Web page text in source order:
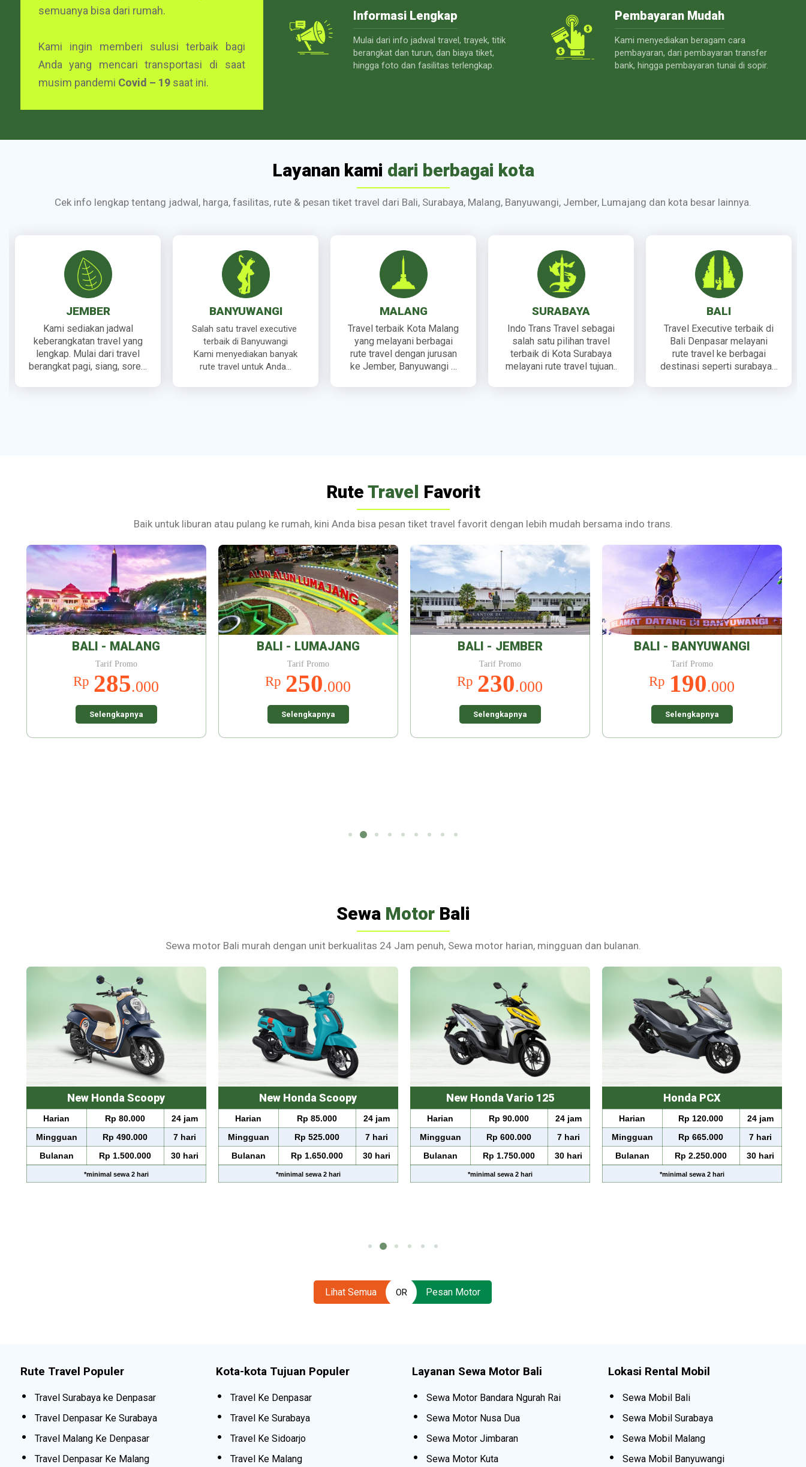
semuanya bisa dari rumah.
Kami ingin memberi sulusi terbaik bagi
Anda yang mencari transportasi di saat
musim pandemi Covid – 19saat ini.
Informasi Lengkap
Mulai dari info jadwal travel, trayek, titik
berangkat dan turun, dan biaya tiket,
hingga foto dan fasilitas terlengkap.
Pembayaran Mudah
Kami menyediakan beragam cara
pembayaran, dari pembayaran transfer
bank, hingga pembayaran tunai di sopir.
Layanan kami dari berbagai kota
Cek info lengkap tentang jadwal, harga, fasilitas, rute & pesan tiket travel dari Bali, Surabaya, Malang, Banyuwangi, Jember, Lumajang dan kota besar lainnya.
JEMBER
Kami sediakan jadwal
keberangkatan travel yang
lengkap. Mulai dari travel
berangkat pagi, siang, sore…
BANYUWANGI
Salah satu travel executive
terbaik di Banyuwangi
Kami menyediakan banyak
rute travel untuk Anda…
MALANG
Travel terbaik Kota Malang
yang melayani berbagai
rute travel dengan jurusan
ke Jember, Banyuwangi …
SURABAYA
Indo Trans Travel sebagai
salah satu pilihan travel
terbaik di Kota Surabaya
melayani rute travel tujuan..
BALI
Travel Executive terbaik di
Bali Denpasar melayani
rute travel ke berbagai
destinasi seperti surabaya…
Rute Travel Favorit
Baik untuk liburan atau pulang ke rumah, kini Anda bisa pesan tiket travel favorit dengan lebih mudah bersama indo trans.
BALI - MALANG
Tarif Promo
Rp 285.000
Selengkapnya
BALI - LUMAJANG
Tarif Promo
Rp 250.000
Selengkapnya
BALI - JEMBER
Tarif Promo
Rp 230.000
Selengkapnya
BALI - BANYUWANGI
Tarif Promo
Rp 190.000
Selengkapnya
SewaMotorBali
Sewa motor Bali murah dengan unit berkualitas 24 Jam penuh, Sewa motor harian, mingguan dan bulanan.
New Honda Scoopy
Harian Rp 80.000
24 jam
Mingguan
Rp 490.000
7 hari
Bulanan
Rp 1.500.000 30 hari
*minimal sewa 2 hari
New Honda Scoopy
Harian Rp 85.000
24 jam
Mingguan
Rp 525.000
7 hari
Bulanan
Rp 1.650.000 30 hari
*minimal sewa 2 hari
New Honda Vario 125
Harian Rp 90.000
24 jam
Mingguan
Rp 600.000
7 hari
Bulanan
Rp 1.750.000 30 hari
*minimal sewa 2 hari
Honda PCX
Harian Rp 120.000
24 jam
Mingguan
Rp 665.000
7 hari
Bulanan
Rp 2.250.000 30 hari
*minimal sewa 2 hari
Lihat Semua OR Pesan Motor
Rute Travel Populer
Travel Surabaya ke Denpasar
Travel Denpasar Ke Surabaya
Travel Malang Ke Denpasar
Travel Denpasar Ke Malang
Kota-kota Tujuan Populer
Travel Ke Denpasar
Travel Ke Surabaya
Travel Ke Sidoarjo
Travel Ke Malang
Layanan Sewa Motor Bali
Sewa Motor Bandara Ngurah Rai
Sewa Motor Nusa Dua
Sewa Motor Jimbaran
Sewa Motor Kuta
Lokasi Rental Mobil
Sewa Mobil Bali
Sewa Mobil Surabaya
Sewa Mobil Malang
Sewa Mobil Banyuwangi